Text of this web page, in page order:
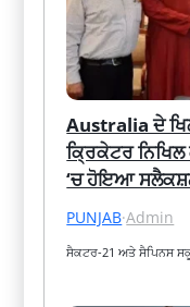
Australia ਦੇ
ਕ੍ਰਿਕੇਟਰ
‘ਚ ਹੋਇਆ
PUNJAB·Admin
ਸੈਕਟਰ-21 ਅਤੇ ਸੈਪਿਨਸ